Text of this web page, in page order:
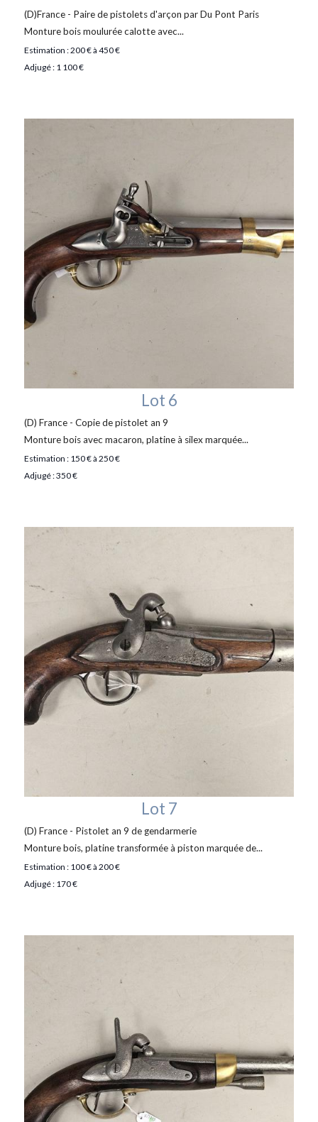
(D)France - Paire de pistolets d'arçon par Du Pont Paris
Monture bois moulurée calotte avec...
Estimation : 200 € à 450 €
Adjugé : 1 100 €
Lot 6
(D) France - Copie de pistolet an 9
Monture bois avec macaron, platine à silex marquée...
Estimation : 150 € à 250 €
Adjugé : 350 €
Lot 7
(D) France - Pistolet an 9 de gendarmerie
Monture bois, platine transformée à piston marquée de...
Estimation : 100 € à 200 €
Adjugé : 170 €